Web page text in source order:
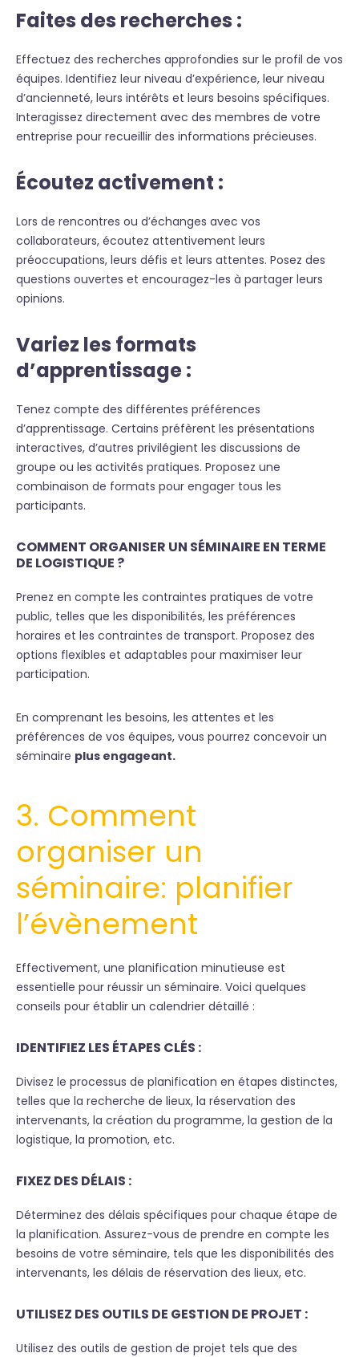
Faites des recherches :
Effectuez des recherches approfondies sur le profil de vos
équipes. Identifiez leur niveau d’expérience, leur niveau
d’ancienneté, leurs intérêts et leurs besoins spécifiques.
Interagissez directement avec des membres de votre
entreprise pour recueillir des informations précieuses.
Écoutez activement :
Lors de rencontres ou d’échanges avec vos
collaborateurs, écoutez attentivement leurs
préoccupations, leurs défis et leurs attentes. Posez des
questions ouvertes et encouragez-les à partager leurs
opinions.
Variez les formats
d’apprentissage :
Tenez compte des différentes préférences
d’apprentissage. Certains préfèrent les présentations
interactives, d’autres privilégient les discussions de
groupe ou les activités pratiques. Proposez une
combinaison de formats pour engager tous les
participants.
COMMENT ORGANISER UN SÉMINAIRE EN TERME
DE LOGISTIQUE ?
Prenez en compte les contraintes pratiques de votre
public, telles que les disponibilités, les préférences
horaires et les contraintes de transport. Proposez des
options flexibles et adaptables pour maximiser leur
participation.
En comprenant les besoins, les attentes et les
préférences de vos équipes, vous pourrez concevoir un
séminaire plus engageant.
3. Comment
organiser un
séminaire: planifier
l’évènement
Effectivement, une planification minutieuse est
essentielle pour réussir un séminaire. Voici quelques
conseils pour établir un calendrier détaillé :
IDENTIFIEZ LES ÉTAPES CLÉS :
Divisez le processus de planification en étapes distinctes,
telles que la recherche de lieux, la réservation des
intervenants, la création du programme, la gestion de la
logistique, la promotion, etc.
FIXEZ DES DÉLAIS :
Déterminez des délais spécifiques pour chaque étape de
la planification. Assurez-vous de prendre en compte les
besoins de votre séminaire, tels que les disponibilités des
intervenants, les délais de réservation des lieux, etc.
UTILISEZ DES OUTILS DE GESTION DE PROJET :
Utilisez des outils de gestion de projet tels que des